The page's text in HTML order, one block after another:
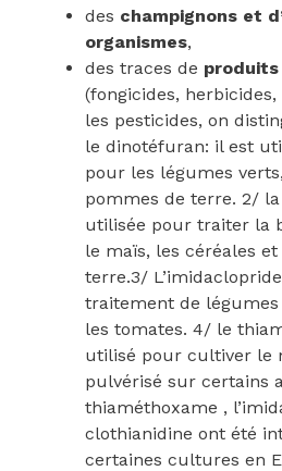
des champignons et
organismes,
des traces de
(fongicides,
les pesticides, on
le dinotéfuran: il est
pour les légumes
pommes de terre. 2/
utilisée pour traiter la
le maïs, les céréales
terre.3/
traitement de
les tomates. 4/ le
utilisé pour cultiver le
pulvérisé sur certains
thiaméthoxame ,
clothianidine ont été
certaines cultures en